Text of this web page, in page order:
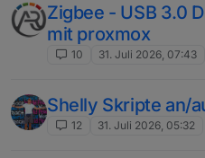
Zigbee - USB 3.0
mit proxmox
10 31. Juli 2026, 07:43
Shelly Skripte an/
12 31. Juli 2026, 05:32